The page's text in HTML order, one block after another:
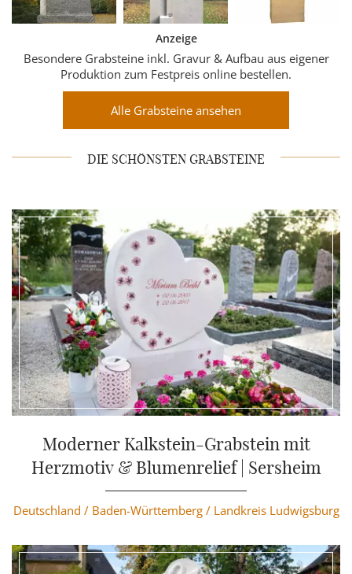
Anzeige
Besondere Grabsteine inkl. Gravur & Aufbau aus eigener
Produktion zum Festpreis online bestellen.
Alle Grabsteine ansehen
DIE SCHÖNSTEN GRABSTEINE
Weiterlesen
Moderner Kalkstein-Grabstein mit
Herzmotiv & Blumenrelief | Sersheim
Deutschland / Baden-Württemberg / Landkreis Ludwigsburg